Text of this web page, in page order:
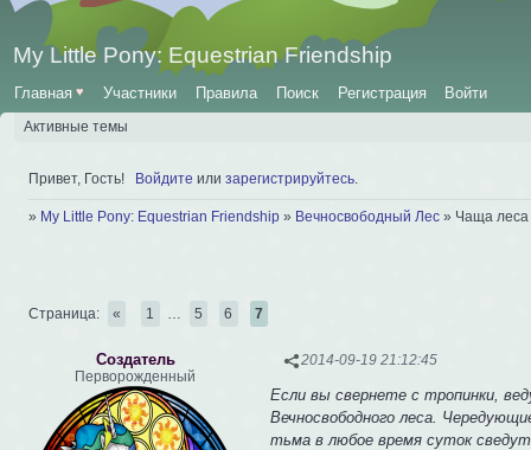
My Little Pony: Equestrian Friendship
Главная ♥ Участники Правила Поиск Регистрация Войти
Активные темы
Привет, Гость! Войдите или зарегистрируйтесь
» My Little Pony: Equestrian Friendship » Вечносвободный Лес » Чаща леса
Страница: « 1 5 6 7
2014-09-19 21:12:45
Создатель
Перворожденный
Если вы свернете с тропинки,
Вечносвободного леса.
тьма в любое время суток